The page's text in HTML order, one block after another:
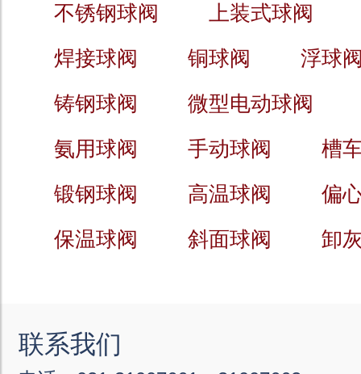
不锈钢球阀
上装式球阀
焊接球阀
铜球阀
浮球
铸钢球阀
微型电动球阀
氨用球阀
手动球阀
槽
锻钢球阀
高温球阀
偏
保温球阀
斜面球阀 卸
联系我们